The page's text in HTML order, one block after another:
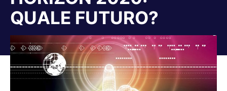
QUALE FUTURO?
Tu sei qui: